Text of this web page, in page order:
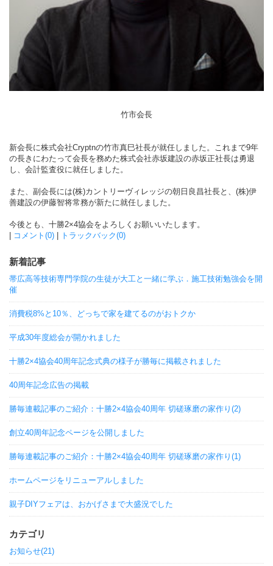
竹市会長
新会長に株式会社Cryptnの竹市真巳社長が就任しました。これまで9年
の長きにわたって会長を務めた株式会社赤坂建設の赤坂正社長は勇退
し、会計監査役に就任しました。
また、副会長には(株)カントリーヴィレッジの朝日良昌社長と、(株)伊
善建設の伊藤智将常務が新たに就任しました。
今後とも、十勝2×4協会をよろしくお願いいたします。
コメント(0) トラックバック(0)
新着記事
帯広高等技術専門学院の生徒が大工と一緒に学ぶ．施工技術勉強会を開
催
消費税8%と10％、どっちで家を建てるのがおトクか
平成30年度総会が開かれました
十勝2×4協会40周年記念式典の様子が勝毎に掲載されました
40周年記念広告の掲載
勝毎連載記事のご紹介：十勝2×4協会40周年 切磋琢磨の家作り(2)
創立40周年記念ページを公開しました
勝毎連載記事のご紹介：十勝2×4協会40周年 切磋琢磨の家作り(1)
ホームページをリニューアルしました
親子DIYフェアは、おかげさまで大盛況でした
カテゴリ
お知らせ(21)